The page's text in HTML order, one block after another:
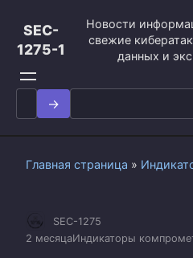
контенту
SEC-
1275-1
Новости
свежие
данных и
Search
for:
Главная страница »
SEC-1275
2 месяцаИндикаторы